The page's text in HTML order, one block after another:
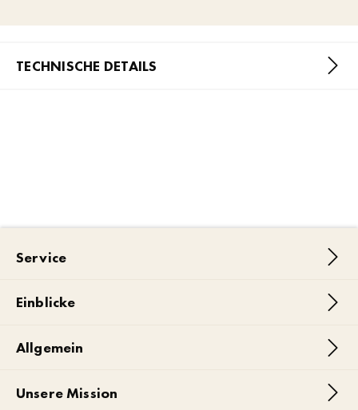
TECHNISCHE DETAILS
Service
Einblicke
Allgemein
Unsere Mission